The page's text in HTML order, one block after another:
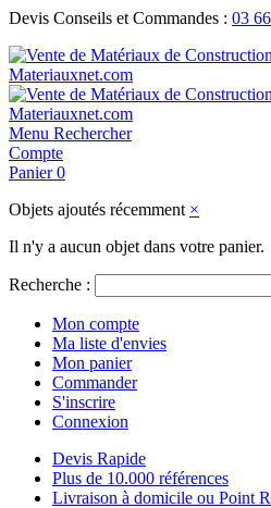
Devis Conseils et Commandes : 03
Menu Rechercher
Compte
Panier 0
Objets ajoutés récemment ×
Il n'y a aucun objet dans votre panier.
Recherche :
Mon compte
Ma liste d'envies
Mon panier
Commander
S'inscrire
Connexion
Devis Rapide
Plus de 10.000 références
Livraison à domicile ou Point